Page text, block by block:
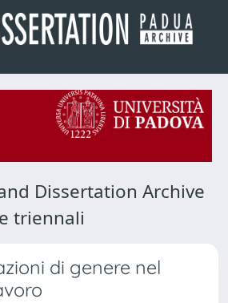
Dissertation Archive
triennali
di genere nel